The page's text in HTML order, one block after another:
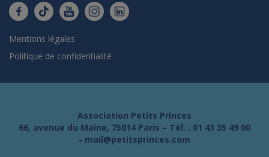
Mentions légales
Politique de confidentialité
Association Petits Princes
66, avenue du Maine, 75014 Paris – Tél. : 01 43 35 49 00
- mail@petitsprinces.com